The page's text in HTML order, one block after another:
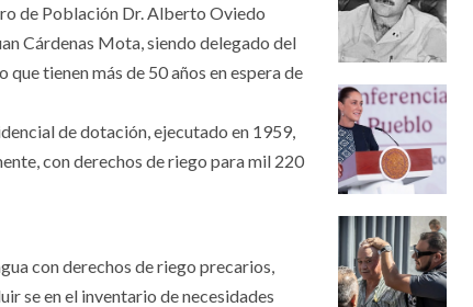
de Población Dr. Alberto Oviedo
Cárdenas Mota, siendo delegado del
tienen más de 50 años en espera de
de dotación, ejecutado en 1959,
con derechos de riego para mil 220
con derechos de riego precarios,
se en el inventario de necesidades